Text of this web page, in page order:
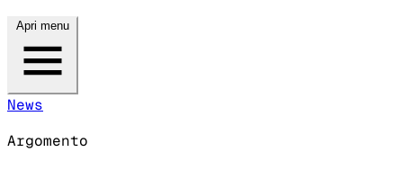
Apri menu
News
Argomento